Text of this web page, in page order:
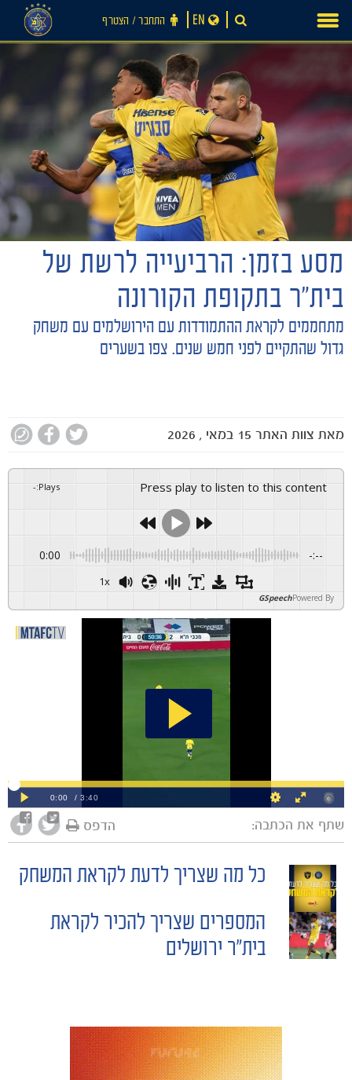
content
התחבר ‪/‬ הצטרף EN
מסע בזמן: הרביעייה לרשת של
בית״ר בתקופת הקורונה
מתחממים לקראת ההתמודדות עם הירושלמים עם משחק
גדול שהתקיים לפני חמש שנים. צפו בשערים
מאת צוות האתר 15 במאי , 2026
Press play to listen to this content
Plays
:
-
0:00 -:--
1x
Powered By
GSpeech
שתף את הכתבה: הדפס
POST
NAVIGATION
כל מה שצריך לדעת לקראת המשחק
המספרים שצריך להכיר לקראת
בית"ר ירושלים